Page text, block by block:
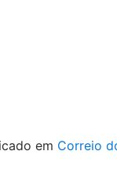
em Correio